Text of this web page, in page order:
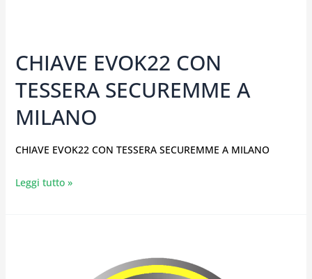
CHIAVE EVOK22 CON
TESSERA SECUREMME A
MILANO
CHIAVE EVOK22 CON TESSERA SECUREMME A MILANO
Leggi tutto »